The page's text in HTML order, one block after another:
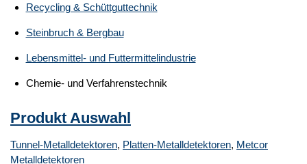
Recycling & Schüttguttechnik
Steinbruch & Bergbau
Lebensmittel- und Futtermittelindustrie
Chemie- und Verfahrenstechnik
Produkt Auswahl
Tunnel-Metalldetektoren, Platten-Metalldetektoren, Metcor
Metalldetektoren